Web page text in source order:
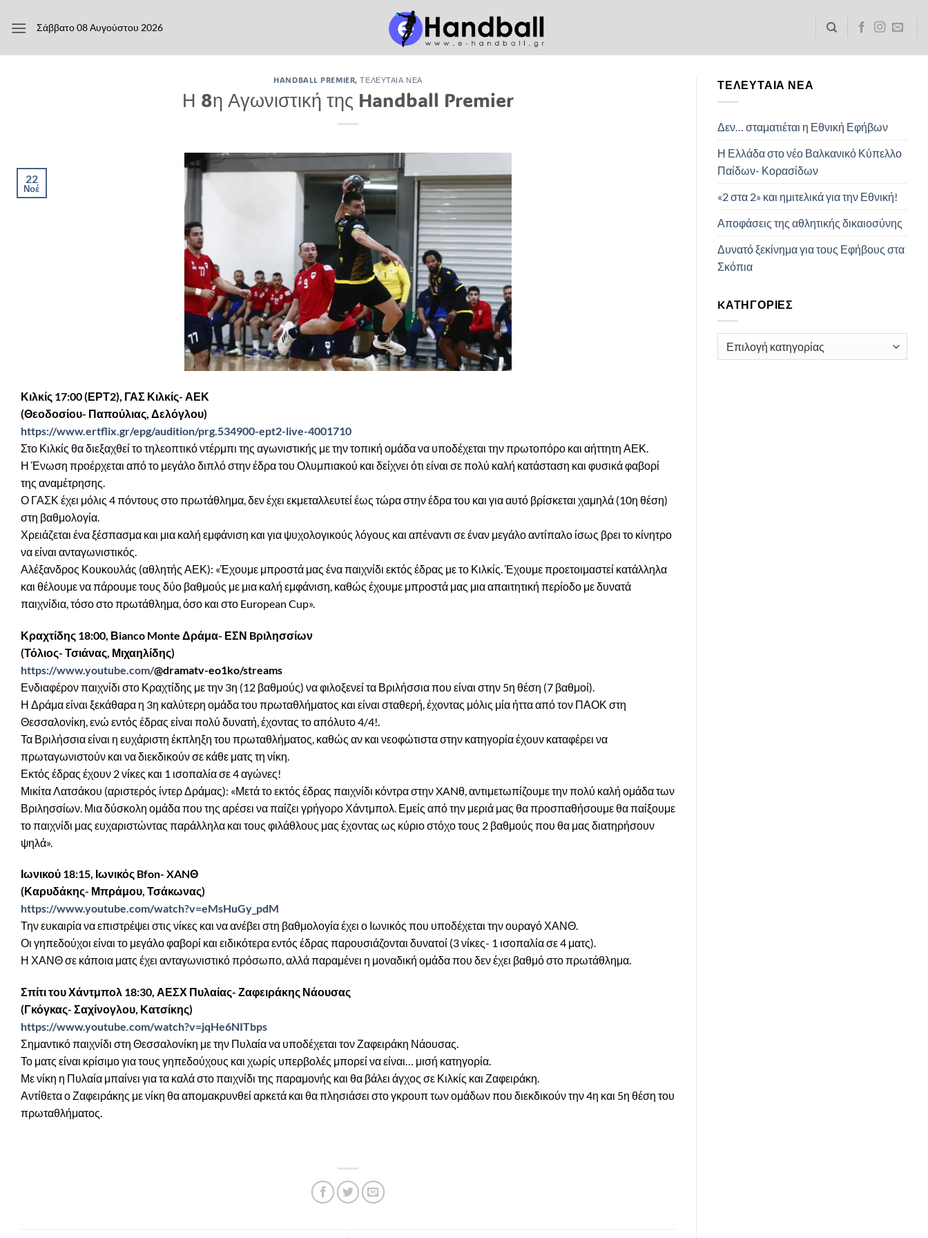
στο
Σάββατο 08 Αυγούστου 2026
HANDBALL PREMIER,ΤΕΛΕΥΤΑΊΑ ΝΈΑ
Η 8η Αγωνιστική της Handball Premier
22
Νοέ
Κιλκίς 17:00 (ΕΡΤ2), ΓΑΣ Κιλκίς- ΑΕΚ
(Θεοδοσίου- Παπούλιας, Δελόγλου)
https://www.ertflix.gr/epg/audition/prg.534900-ept2-live-4001710
Στο Κιλκίς θα διεξαχθεί το τηλεοπτικό ντέρμπι της αγωνιστικής με την τοπική ομάδα να υποδέχεται την πρωτοπόρο και αήττητη ΑΕΚ.
Η Ένωση προέρχεται από το μεγάλο διπλό στην έδρα του Ολυμπιακού και δείχνει ότι είναι σε πολύ καλή κατάσταση και φυσικά φαβορί
της αναμέτρησης.
Ο ΓΑΣΚ έχει μόλις 4 πόντους στο πρωτάθλημα, δεν έχει εκμεταλλευτεί έως τώρα στην έδρα του και για αυτό βρίσκεται χαμηλά (10η θέση)
στη βαθμολογία.
Χρειάζεται ένα ξέσπασμα και μια καλή εμφάνιση και για ψυχολογικούς λόγους και απέναντι σε έναν μεγάλο αντίπαλο ίσως βρει το κίνητρο
να είναι ανταγωνιστικός.
Αλέξανδρος Κουκουλάς (αθλητής ΑΕΚ): «Έχουμε μπροστά μας ένα παιχνίδι εκτός έδρας με το Κιλκίς. Έχουμε προετοιμαστεί κατάλληλα
και θέλουμε να πάρουμε τους δύο βαθμούς με μια καλή εμφάνιση, καθώς έχουμε μπροστά μας μια απαιτητική περίοδο με δυνατά
παιχνίδια, τόσο στο πρωτάθλημα, όσο και στο European Cup».
Κραχτίδης 18:00, Βianco Monte Δράμα- ΕΣΝ Bριλησσίων
(Τόλιος- Τσιάνας, Μιχαηλίδης)
https://www.youtube.com/@dramatv-eo1ko/streams
Ενδιαφέρον παιχνίδι στο Κραχτίδης με την 3η (12 βαθμούς) να φιλοξενεί τα Βριλήσσια που είναι στην 5η θέση (7 βαθμοί).
Η Δράμα είναι ξεκάθαρα η 3η καλύτερη ομάδα του πρωταθλήματος και είναι σταθερή, έχοντας μόλις μία ήττα από τον ΠΑΟΚ στη
Θεσσαλονίκη, ενώ εντός έδρας είναι πολύ δυνατή, έχοντας το απόλυτο 4/4!.
Τα Βριλήσσια είναι η ευχάριστη έκπληξη του πρωταθλήματος, καθώς αν και νεοφώτιστα στην κατηγορία έχουν καταφέρει να
πρωταγωνιστούν και να διεκδικούν σε κάθε ματς τη νίκη.
Εκτός έδρας έχουν 2 νίκες και 1 ισοπαλία σε 4 αγώνες!
Μικίτα Λατσάκου (αριστερός ίντερ Δράμας): «Μετά το εκτός έδρας παιχνίδι κόντρα στην XANθ, αντιμετωπίζουμε την πολύ καλή ομάδα των
Βριλησσίων. Μια δύσκολη ομάδα που της αρέσει να παίζει γρήγορο Χάντμπολ. Εμείς από την μεριά μας θα προσπαθήσουμε θα παίξουμε
το παιχνίδι μας ευχαριστώντας παράλληλα και τους φιλάθλους μας έχοντας ως κύριο στόχο τους 2 βαθμούς που θα μας διατηρήσουν
ψηλά».
Ιωνικού 18:15, Ιωνικός Bfon- XANΘ
(Καρυδάκης- Μπράμου, Τσάκωνας)
https://www.youtube.com/watch?v=eMsHuGy_pdM
Την ευκαιρία να επιστρέψει στις νίκες και να ανέβει στη βαθμολογία έχει ο Ιωνικός που υποδέχεται την ουραγό ΧΑΝΘ.
Οι γηπεδούχοι είναι το μεγάλο φαβορί και ειδικότερα εντός έδρας παρουσιάζονται δυνατοί (3 νίκες- 1 ισοπαλία σε 4 ματς).
Η ΧΑΝΘ σε κάποια ματς έχει ανταγωνιστικό πρόσωπο, αλλά παραμένει η μοναδική ομάδα που δεν έχει βαθμό στο πρωτάθλημα.
Σπίτι του Χάντμπολ 18:30, ΑΕΣΧ Πυλαίας- Ζαφειράκης Νάουσας
(Γκόγκας- Σαχίνογλου, Κατσίκης)
https://www.youtube.com/watch?v=jqHe6NITbps
Σημαντικό παιχνίδι στη Θεσσαλονίκη με την Πυλαία να υποδέχεται τον Ζαφειράκη Νάουσας.
Το ματς είναι κρίσιμο για τους γηπεδούχους και χωρίς υπερβολές μπορεί να είναι… μισή κατηγορία.
Με νίκη η Πυλαία μπαίνει για τα καλά στο παιχνίδι της παραμονής και θα βάλει άγχος σε Κιλκίς και Ζαφειράκη.
Αντίθετα ο Ζαφειράκης με νίκη θα απομακρυνθεί αρκετά και θα πλησιάσει στο γκρουπ των ομάδων που διεκδικούν την 4η και 5η θέση του
πρωταθλήματος.
ΤΕΛΕΥΤΑΊΑ ΝΈΑ
Δεν… σταματιέται η Εθνική Εφήβων
Η Ελλάδα στο νέο Βαλκανικό Κύπελλο
Παίδων- Κορασίδων
«2 στα 2» και ημιτελικά για την Εθνική!
Αποφάσεις της αθλητικής δικαιοσύνης
Δυνατό ξεκίνημα για τους Εφήβους στα
Σκόπια
KΑΤΗΓΟΡΊΕΣ
Kατηγορίες